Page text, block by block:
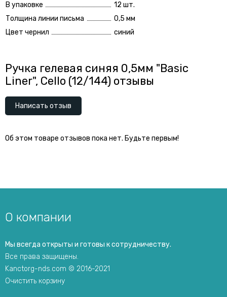
В упаковке
12 шт.
Толщина линии письма
0,5 мм
Цвет чернил
синий
Ручка гелевая синяя 0,5мм "Basic
Liner", Cello (12/144) отзывы
Написать отзыв
Об этом товаре отзывов пока нет. Будьте первым!
О компании
Мы всегда открыты и готовы к сотрудничеству.
Все права защищены.
Kanctorg-nds.com © 2016-2021
Очистить корзину